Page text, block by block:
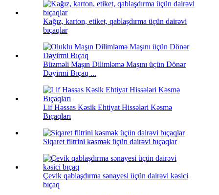
Kağız, karton, etiket, qablaşdırma üçün dairəvi
bıçaqlar
Büzməli Maşın Dilimləmə Maşını üçün Dönər
Dəyirmi Bıçaq ...
Lif Həssas Kəsik Ehtiyat Hissələri Kəsmə
Bıçaqları
Siqaret filtrini kəsmək üçün dairəvi bıçaqlar
Çevik qablaşdırma sənayesi üçün dairəvi kəsici
bıçaq